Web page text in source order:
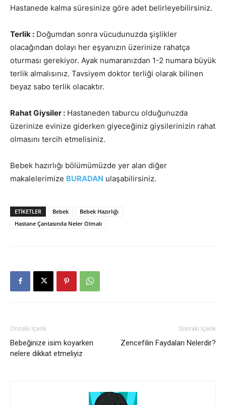
Hastanede kalma süresinize göre adet belirleyebilirsiniz.
Terlik : Doğumdan sonra vücudunuzda şişlikler
olacağından dolayı her eşyanızın üzerinize rahatça
oturması gerekiyor. Ayak numaranızdan 1-2 numara büyük
terlik almalısınız. Tavsiyem doktor terliği olarak bilinen
beyaz sabo terlik olacaktır.
Rahat Giysiler : Hastaneden taburcu olduğunuzda
üzerinize evinize giderken giyeceğiniz giysilerinizin rahat
olmasını tercih etmelisiniz.
Bebek hazırlığı bölümümüzde yer alan diğer
makalelerimize BURADAN ulaşabilirsiniz.
ETIKETLER Bebek
Bebek Hazırlığı
Hastane Çantasında Neler Olmalı
Önceki İçerik
Bebeğinize isim koyarken
nelere dikkat etmeliyiz
Sonraki İçerik
Zencefilin Faydaları Nelerdir?